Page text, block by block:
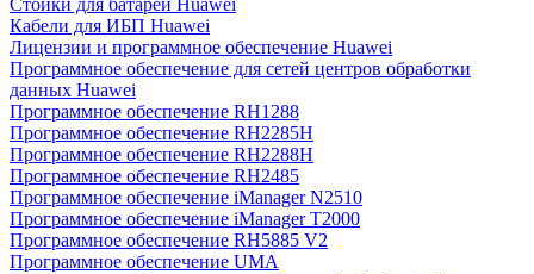
Стойки для батарей Huawei
Кабели для ИБП Huawei
Лицензии и программное обеспечение Huawei
Программное обеспечение для сетей центров обработки
данных Huawei
Программное обеспечение RH1288
Программное обеспечение RH2285H
Программное обеспечение RH2288H
Программное обеспечение RH2485
Программное обеспечение iManager N2510
Программное обеспечение iManager T2000
Программное обеспечение RH5885 V2
Программное обеспечение UMA